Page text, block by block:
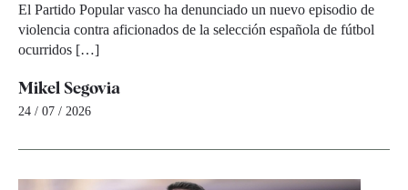
El Partido Popular vasco ha denunciado un nuevo episodio de
violencia contra aficionados de la selección española de fútbol
ocurridos […]
Mikel Segovia
24 / 07 / 2026